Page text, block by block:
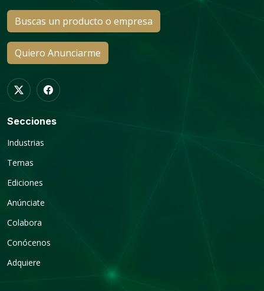
Buscas un producto o empresa
Quiero Anunciarme
Secciones
Industrias
Temas
Ediciones
Anúnciate
Colabora
Conócenos
Adquiere